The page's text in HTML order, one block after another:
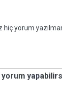
hiç yorum
yorum